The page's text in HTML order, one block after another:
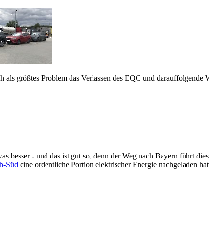
als größtes Problem das Verlassen des EQC und
besser - und das ist gut so, denn der Weg nach Bayern führt
Süd eine ordentliche Portion elektrischer Energie nachgeladen